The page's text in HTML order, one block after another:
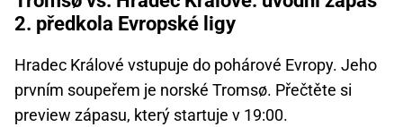
2. předkola Evropské ligy
Hradec Králové vstupuje do pohárové Evropy. Jeho
prvním soupeřem je norské Tromsø. Přečtěte si
preview zápasu, který startuje v 19:00.